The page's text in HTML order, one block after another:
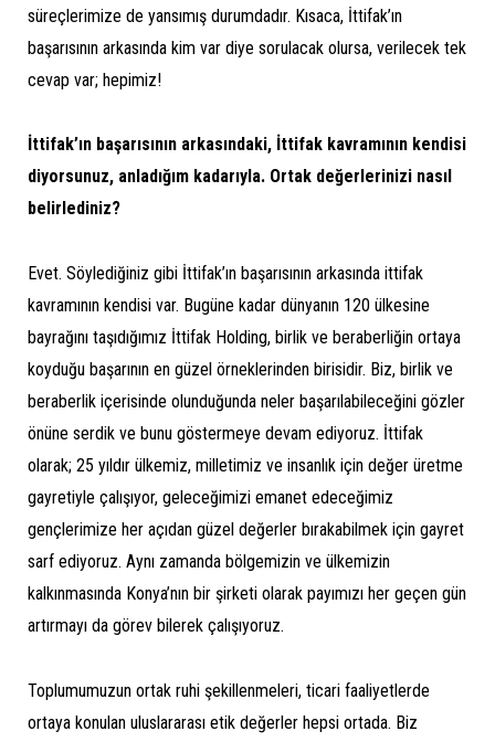
süreçlerimize de yansımış durumdadır. Kısaca, İttifak’ın
başarısının arkasında kim var diye sorulacak olursa, verilecek tek
cevap var; hepimiz!
İttifak’ın başarısının arkasındaki, İttifak kavramının kendisi
diyorsunuz, anladığım kadarıyla. Ortak değerlerinizi nasıl
belirlediniz?
Evet. Söylediğiniz gibi İttifak’ın başarısının arkasında ittifak
kavramının kendisi var. Bugüne kadar dünyanın 120 ülkesine
bayrağını taşıdığımız İttifak Holding, birlik ve beraberliğin ortaya
koyduğu başarının en güzel örneklerinden birisidir. Biz, birlik ve
beraberlik içerisinde olunduğunda neler başarılabileceğini gözler
önüne serdik ve bunu göstermeye devam ediyoruz. İttifak
olarak; 25 yıldır ülkemiz, milletimiz ve insanlık için değer üretme
gayretiyle çalışıyor, geleceğimizi emanet edeceğimiz
gençlerimize her açıdan güzel değerler bırakabilmek için gayret
sarf ediyoruz. Aynı zamanda bölgemizin ve ülkemizin
kalkınmasında Konya’nın bir şirketi olarak payımızı her geçen gün
artırmayı da görev bilerek çalışıyoruz.
Toplumumuzun ortak ruhi şekillenmeleri, ticari faaliyetlerde
ortaya konulan uluslararası etik değerler hepsi ortada. Biz